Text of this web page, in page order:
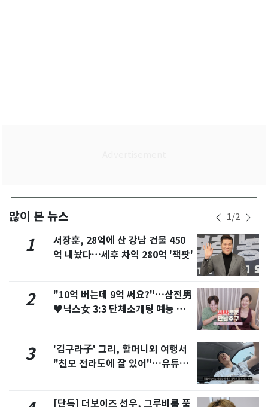
많이 본 뉴스 1/2
1
서장훈, 28억에 산 강남 건물 450
억 내놨다…세후 차익 280억 '잭팟'
2
"10억 버는데 9억 써요?"…삼전男
♥닉스女 3:3 단체소개팅 예능 화
3
'김구라子' 그리, 할머니외 여행서
"친모 전라도에 잘 있어"…유튜브
[단독] 더보이즈 선우, 그루비룸 품